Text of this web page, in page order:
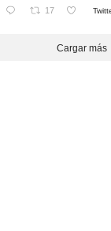
17
Cargar más